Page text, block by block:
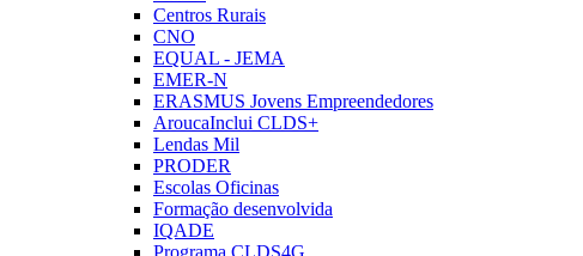
Centros Rurais
CNO
EQUAL - JEMA
EMER-N
ERASMUS Jovens Empreendedores
AroucaInclui CLDS+
Lendas Mil
PRODER
Escolas Oficinas
Formação desenvolvida
IQADE
Programa CLDS4G